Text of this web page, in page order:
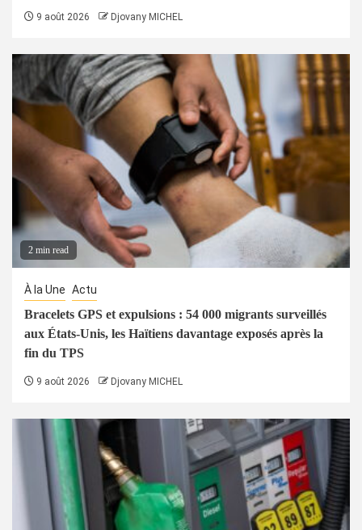
9 août 2026 Djovany MICHEL
2 min read
À la Une Actu
Bracelets GPS et expulsions : 54 000 migrants surveillés
aux États-Unis, les Haïtiens davantage exposés après la
fin du TPS
9 août 2026 Djovany MICHEL